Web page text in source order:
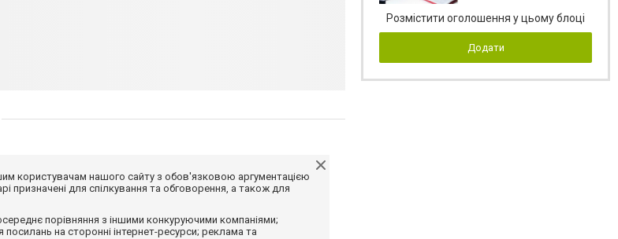
користувачам нашого сайту з обов'язковою аргументацією
призначені для спілкування та обговорення, а також для
порівняння з іншими конкуруючими компаніями;
посилань на сторонні інтернет-ресурси; реклама та
Розмістити оголошення у цьому блоці
Додати